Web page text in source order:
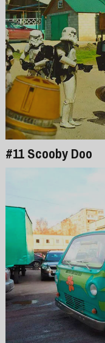
#11 Scooby Doo